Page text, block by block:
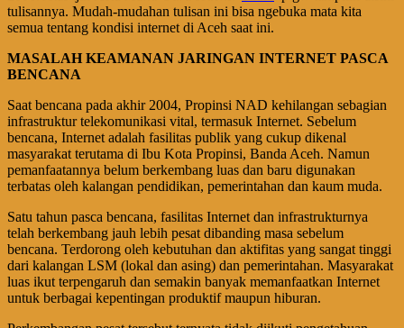
tulisannya. Mudah-mudahan tulisan ini bisa ngebuka mata kita
semua tentang kondisi internet di Aceh saat ini.
MASALAH KEAMANAN JARINGAN INTERNET PASCA
BENCANA
Saat bencana pada akhir 2004, Propinsi NAD kehilangan sebagian
infrastruktur telekomunikasi vital, termasuk Internet. Sebelum
bencana, Internet adalah fasilitas publik yang cukup dikenal
masyarakat terutama di Ibu Kota Propinsi, Banda Aceh. Namun
pemanfaatannya belum berkembang luas dan baru digunakan
terbatas oleh kalangan pendidikan, pemerintahan dan kaum muda.
Satu tahun pasca bencana, fasilitas Internet dan infrastrukturnya
telah berkembang jauh lebih pesat dibanding masa sebelum
bencana. Terdorong oleh kebutuhan dan aktifitas yang sangat tinggi
dari kalangan LSM (lokal dan asing) dan pemerintahan. Masyarakat
luas ikut terpengaruh dan semakin banyak memanfaatkan Internet
untuk berbagai kepentingan produktif maupun hiburan.